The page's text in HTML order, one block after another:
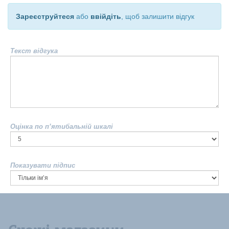
Зареєструйтеся або ввійдіть , щоб залишити відгук
Текст відгука
Оцінка по п’ятибальній шкалі
Показувати підпис